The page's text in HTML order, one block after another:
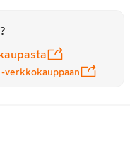
verkkokauppaan